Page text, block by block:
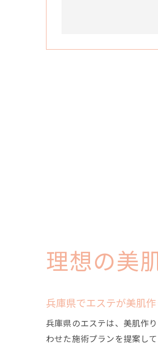
理想の美
兵庫県でエステが美肌
兵庫県のエステは、美肌作
わせた施術プランを提案し